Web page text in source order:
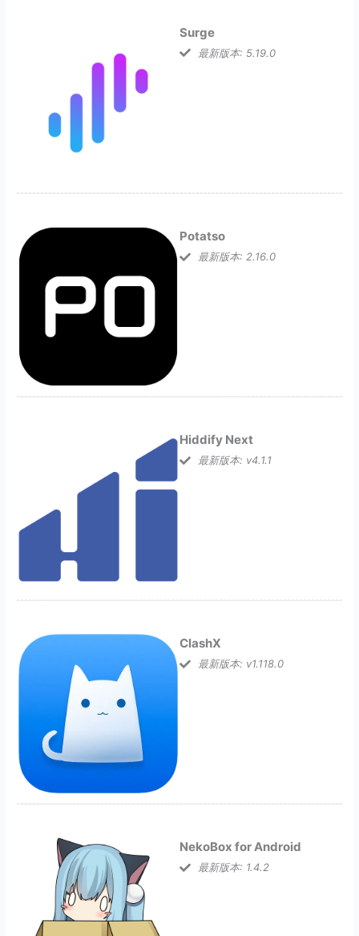
Surge
最新版本: 5.19.0
Potatso
最新版本: 2.16.0
Hiddify Next
最新版本: v4.1.1
ClashX
最新版本: v1.118.0
NekoBox for Android
最新版本: 1.4.2